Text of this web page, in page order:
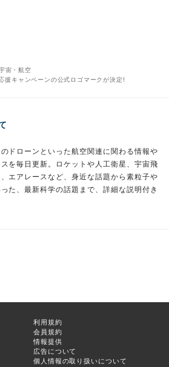
宙・航空
援キャンペーンの公式ロゴマークが決定!
ドローンといった航空関連に関わる情報や
を毎日更新。ロケットや人工衛星、宇宙飛
エアレースなど、身近な話題から素粒子や
た、最新科学の話題まで、詳細な説明付き
利用規約
会員規約
情報提供
広告について
個人情報の取り扱いについて